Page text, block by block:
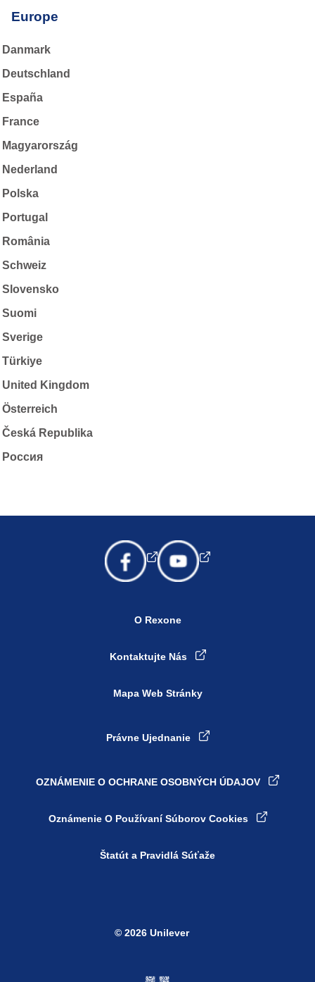
Europe
Danmark
Deutschland
España
France
Magyarország
Nederland
Polska
Portugal
România
Schweiz
Slovensko
Suomi
Sverige
Türkiye
United Kingdom
Österreich
Česká Republika
Россия
O Rexone
Kontaktujte Nás
Mapa Web Stránky
Právne Ujednanie
OZNÁMENIE O OCHRANE OSOBNÝCH ÚDAJOV
Oznámenie O Používaní Súborov Cookies
Štatút a Pravidlá Súťaže
© 2026 Unilever